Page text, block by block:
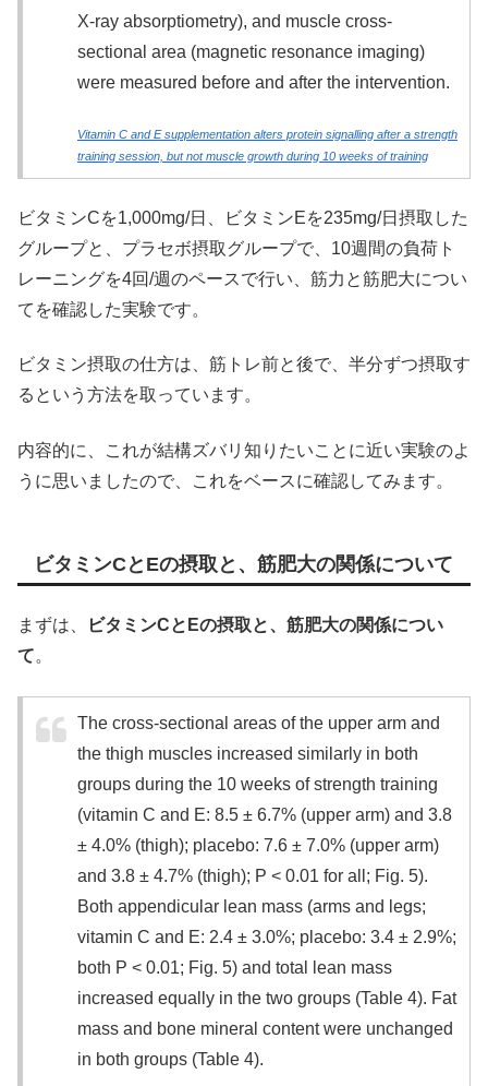
X‐ray absorptiometry), and muscle cross‐
sectional area (magnetic resonance imaging)
were measured before and after the intervention.
Vitamin C and E supplementation alters protein signalling after a strength
training session, but not muscle growth during 10 weeks of training
ビタミンCを1,000mg/日、ビタミンEを235mg/日摂取した
グループと、プラセボ摂取グループで、10週間の負荷ト
レーニングを4回/週のペースで行い、筋力と筋肥大につい
てを確認した実験です。
ビタミン摂取の仕方は、筋トレ前と後で、半分ずつ摂取す
るという方法を取っています。
内容的に、これが結構ズバリ知りたいことに近い実験のよ
うに思いましたので、これをベースに確認してみます。
ビタミンCとEの摂取と、筋肥大の関係について
まずは、
ビタミンCとEの摂取と、筋肥大の関係につい
て。
The cross‐sectional areas of the upper arm and
the thigh muscles increased similarly in both
groups during the 10 weeks of strength training
(vitamin C and E: 8.5 ± 6.7% (upper arm) and 3.8
± 4.0% (thigh); placebo: 7.6 ± 7.0% (upper arm)
and 3.8 ± 4.7% (thigh); P < 0.01 for all; Fig. 5).
Both appendicular lean mass (arms and legs;
vitamin C and E: 2.4 ± 3.0%; placebo: 3.4 ± 2.9%;
both P < 0.01; Fig. 5) and total lean mass
increased equally in the two groups (Table 4). Fat
mass and bone mineral content were unchanged
in both groups (Table 4).